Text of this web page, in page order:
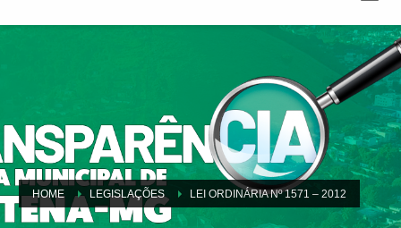
HOME LEGISLAÇÕES LEI ORDINÁRIA Nº 1571 – 2012